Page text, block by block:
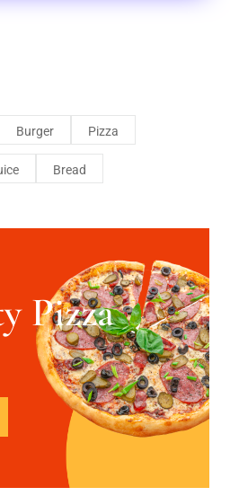
Burger Pizza
Bread
Pizza